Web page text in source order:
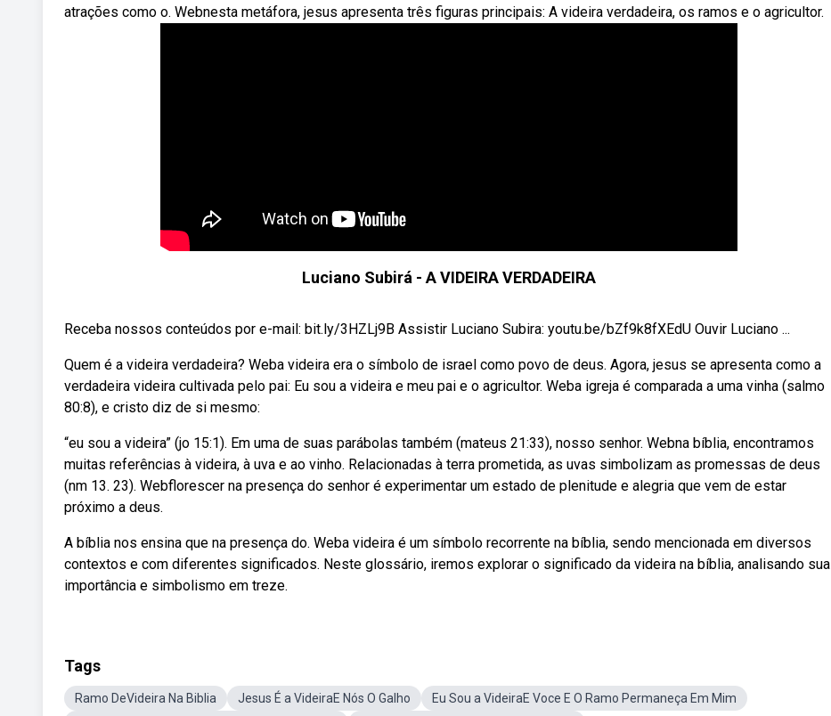
atrações como o. Webnesta metáfora, jesus apresenta três figuras principais: A videira verdadeira, os ramos e o agricultor.
Luciano Subirá - A VIDEIRA VERDADEIRA
Receba nossos conteúdos por e-mail: bit.ly/3HZLj9B Assistir Luciano Subira: youtu.be/bZf9k8fXEdU Ouvir Luciano ...
Quem é a videira verdadeira? Weba videira era o símbolo de israel como povo de deus. Agora, jesus se apresenta como a
verdadeira videira cultivada pelo pai: Eu sou a videira e meu pai e o agricultor. Weba igreja é comparada a uma vinha (salmo
80:8), e cristo diz de si mesmo:
“eu sou a videira” (jo 15:1). Em uma de suas parábolas também (mateus 21:33), nosso senhor. Webna bíblia, encontramos
muitas referências à videira, à uva e ao vinho. Relacionadas à terra prometida, as uvas simbolizam as promessas de deus
(nm 13. 23). Webflorescer na presença do senhor é experimentar um estado de plenitude e alegria que vem de estar
próximo a deus.
A bíblia nos ensina que na presença do. Weba videira é um símbolo recorrente na bíblia, sendo mencionada em diversos
contextos e com diferentes significados. Neste glossário, iremos explorar o significado da videira na bíblia, analisando sua
importância e simbolismo em treze.
Tags
Ramo DeVideira Na Biblia Jesus É a VideiraE Nós O Galho
Eu Sou a VideiraE Voce E O Ramo Permaneça Em Mim